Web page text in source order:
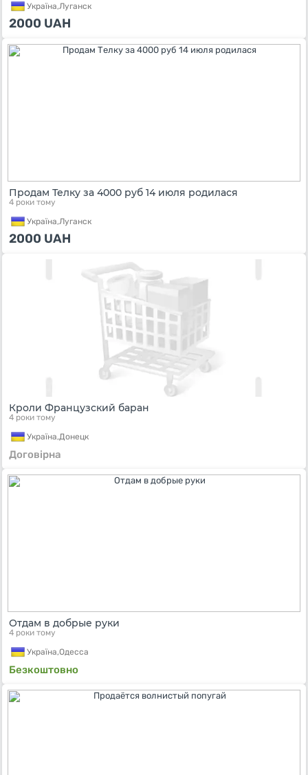
Україна,Луганск
2000 UAH
Продам Телку за 4000 руб 14 июля родилася
4 роки тому
Україна,Луганск
2000 UAH
Кроли Французский баран
4 роки тому
Україна,Донецк
Договірна
Отдам в добрые руки
4 роки тому
Україна,Одесса
Безкоштовно